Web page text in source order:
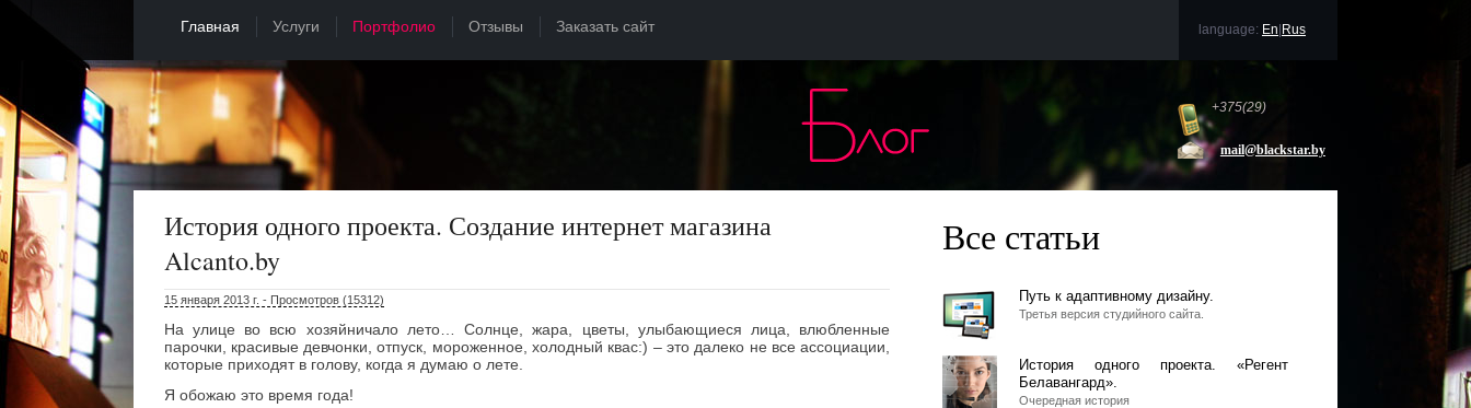
language: En Rus
Главная Услуги Портфолио Отзывы Заказать сайт
+375(29)
mail@blackstar.by
История одного проекта. Создание интернет магазина
Alcanto.by
15 января 2013 г. - Просмотров (15312)
На улице во всю хозяйничало лето… Солнце, жара, цветы, улыбающиеся лица, влюбленные
парочки, красивые девчонки, отпуск, мороженное, холодный квас:) – это далеко не все ассоциации,
которые приходят в голову, когда я думаю о лете.
Я обожаю это время года!
Все статьи
Путь к адаптивному дизайну.
Третья версия студийного сайта.
История одного проекта. «Регент
Белавангард».
Очередная история